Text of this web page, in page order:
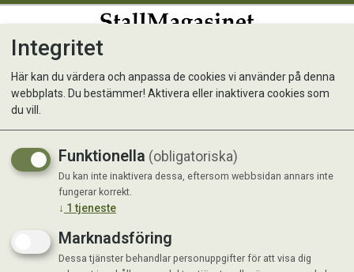
Kattsele-set Findus
Integritet
Här kan du värdera och anpassa de cookies vi använder på denna
webbplats. Du bestämmer! Aktivera eller inaktivera cookies som
du vill.
Funktionella (obligatoriska)
Du kan inte inaktivera dessa, eftersom webbsidan annars inte
fungerar korrekt.
↓ 1 tjeneste
Marknadsföring
Dessa tjänster behandlar personuppgifter för att visa dig